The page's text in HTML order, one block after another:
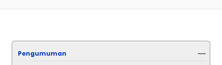
Pengumuman